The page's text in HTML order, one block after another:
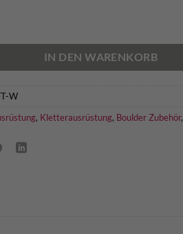
Menge
IN DEN WARENKORB
W
, Kletterausrüstung, Boulder Zubehör,